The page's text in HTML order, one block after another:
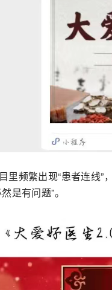
里频繁出现“患者连线
是有问题”。